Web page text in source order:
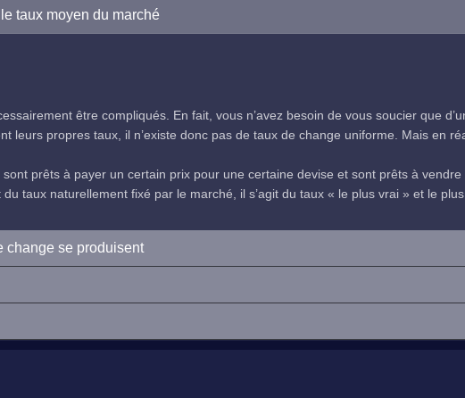
taux moyen du marché
être compliqués. En fait, vous n’avez besoin de vous soucier que
leurs propres taux, il n’existe donc pas de taux de change uniforme. Mais en
prêts à payer un certain prix pour une certaine devise et sont prêts à
du taux naturellement fixé par le marché, il s’agit du taux « le plus vrai » et le plus
change se produisent